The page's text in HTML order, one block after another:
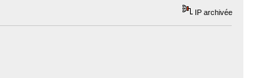
IP archivée